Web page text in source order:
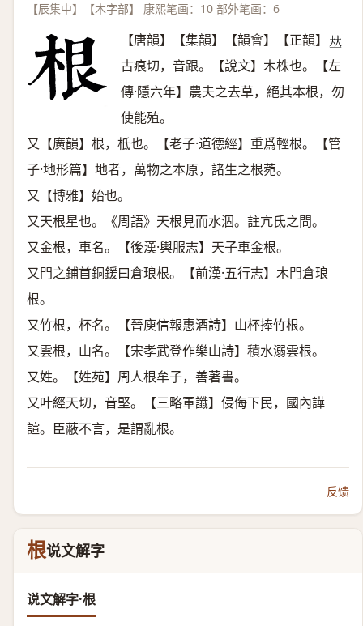
【辰集中】【木字部】 康熙笔画：10 部外笔画：6
【唐韻】【集韻】【韻會】【正韻】 𠀤
古痕切，音跟。【說文】木株也。【左
傳·隱六年】農夫之去草，絕其本根，勿
使能殖。
又【廣韻】根，柢也。【老子·道德經】重爲輕根。【管
子·地形篇】地者，萬物之本原，諸生之根菀。
又【博雅】始也。
又天根星也。《周語》天根見而水涸。註亢氐之間。
又金根，車名。【後漢·輿服志】天子車金根。
又門之鋪首銅鍰曰倉琅根。【前漢·五行志】木門倉琅
根。
又竹根，杯名。【晉庾信報惠酒詩】山杯捧竹根。
又雲根，山名。【宋孝武登作樂山詩】積水溺雲根。
又姓。【姓苑】周人根牟子，善著書。
又叶經天切，音堅。【三略軍讖】侵侮下民，國內譁
諠。臣蔽不言，是謂亂根。
反馈
根说文解字
说文解字·根